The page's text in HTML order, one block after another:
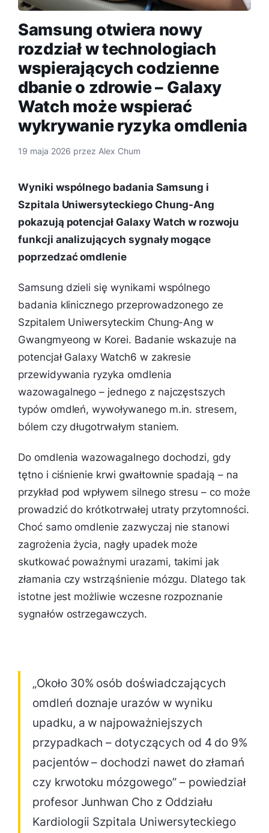
Samsung otwiera nowy
rozdział w technologiach
wspierających codzienne
dbanie o zdrowie – Galaxy
Watch może wspierać
wykrywanie ryzyka omdlenia
19 maja 2026 przezAlex Chum
Wyniki wspólnego badania Samsung i
Szpitala Uniwersyteckiego Chung-Ang
pokazują potencjał Galaxy Watch w rozwoju
funkcji analizujących sygnały mogące
poprzedzać omdlenie
Samsung dzieli się wynikami wspólnego
badania klinicznego przeprowadzonego ze
Szpitalem Uniwersyteckim Chung-Ang w
Gwangmyeong w Korei. Badanie wskazuje na
potencjał Galaxy Watch6 w zakresie
przewidywania ryzyka omdlenia
wazowagalnego – jednego z najczęstszych
typów omdleń, wywoływanego m.in. stresem,
bólem czy długotrwałym staniem.
Do omdlenia wazowagalnego dochodzi, gdy
tętno i ciśnienie krwi gwałtownie spadają – na
przykład pod wpływem silnego stresu – co może
prowadzić do krótkotrwałej utraty przytomności.
Choć samo omdlenie zazwyczaj nie stanowi
zagrożenia życia, nagły upadek może
skutkować poważnymi urazami, takimi jak
złamania czy wstrząśnienie mózgu. Dlatego tak
istotne jest możliwie wczesne rozpoznanie
sygnałów ostrzegawczych.
„Około 30% osób doświadczających
omdleń doznaje urazów w wyniku
upadku, a w najpoważniejszych
przypadkach – dotyczących od 4 do 9%
pacjentów – dochodzi nawet do złamań
czy krwotoku mózgowego” – powiedział
profesor Junhwan Cho z Oddziału
Kardiologii Szpitala Uniwersyteckiego